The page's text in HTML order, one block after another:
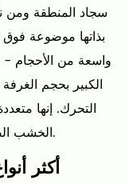
سجاد المنطقة ومن
بذاتها موضوعة
واسعة من الأحجام -
الكبير بحجم
التحرك. إنها
الخشب الصلب والبلاط والصفائح وحتى على السجاد.
أكثر